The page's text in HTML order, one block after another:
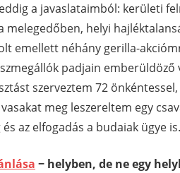
a javaslataimból: kerületi
melegedőben, helyi
emellett néhány gerilla-
padjain
szerveztem 72
meg leszereltem egy
az elfogadás a budaiak ügye is.
− helyben, de ne egy